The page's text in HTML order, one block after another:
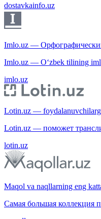
dostavkainfo.uz
Imlo.uz —
Imlo.uz — O‘zbek tilining
imlo.uz
Lotin.uz —
Lotin.uz — поможет
lotin.uz
Maqol va naqllarning eng
Самая большая коллекция